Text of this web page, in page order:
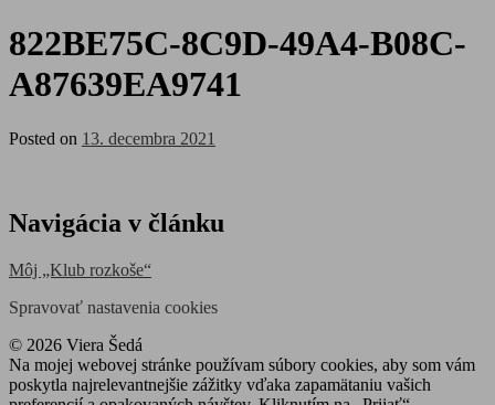
822BE75C-8C9D-49A4-B08C-
A87639EA9741
Posted on 13. decembra 2021
Navigácia v článku
Môj „Klub rozkoše“
Spravovať nastavenia cookies
© 2026 Viera Šedá
Na mojej webovej stránke používam súbory cookies, aby som vám
poskytla najrelevantnejšie zážitky vďaka zapamätaniu vašich